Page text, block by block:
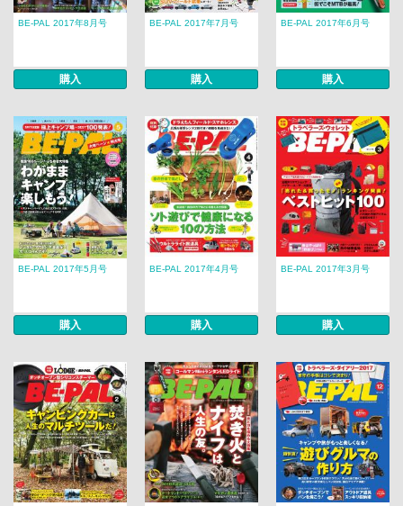
BE-PAL 2017年8月号
購入
BE-PAL 2017年7月号
購入
BE-PAL 2017年6月号
購入
BE-PAL 2017年5月号
購入
BE-PAL 2017年4月号
購入
BE-PAL 2017年3月号
購入